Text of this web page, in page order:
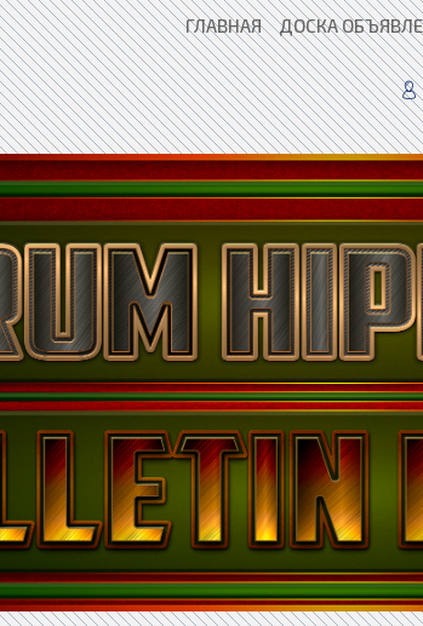
ГЛАВНАЯ ДОСКА